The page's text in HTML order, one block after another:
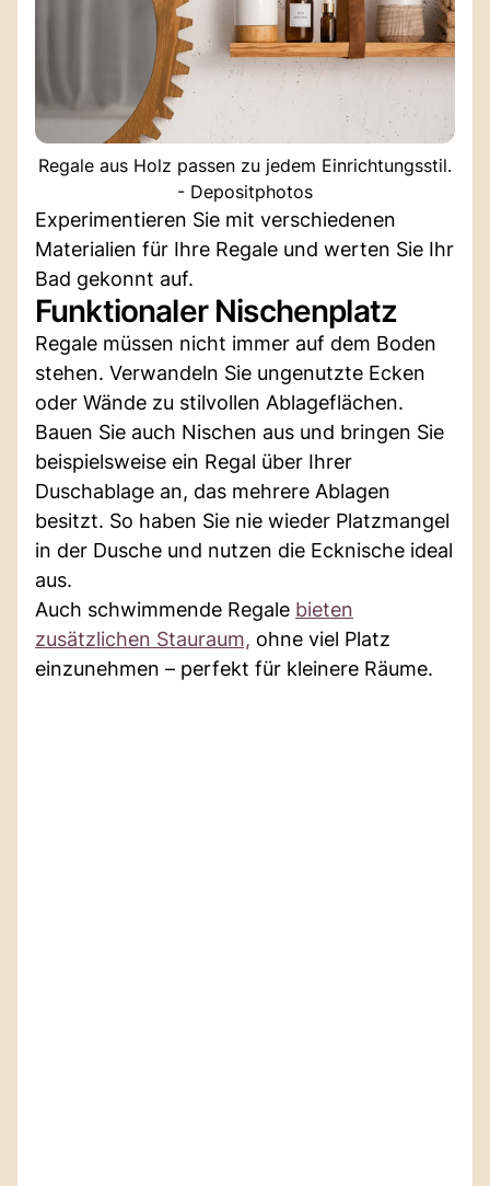
Regale aus Holz passen zu jedem Einrichtungsstil.
- Depositphotos
Experimentieren Sie mit verschiedenen
Materialien für Ihre Regale und werten Sie Ihr
Bad gekonnt auf.
Funktionaler Nischenplatz
Regale müssen nicht immer auf dem Boden
stehen. Verwandeln Sie ungenutzte Ecken
oder Wände zu stilvollen Ablageflächen.
Bauen Sie auch Nischen aus und bringen Sie
beispielsweise ein Regal über Ihrer
Duschablage an, das mehrere Ablagen
besitzt. So haben Sie nie wieder Platzmangel
in der Dusche und nutzen die Ecknische ideal
aus.
Auch schwimmende Regale bieten
zusätzlichen Stauraum, ohne viel Platz
einzunehmen – perfekt für kleinere Räume.